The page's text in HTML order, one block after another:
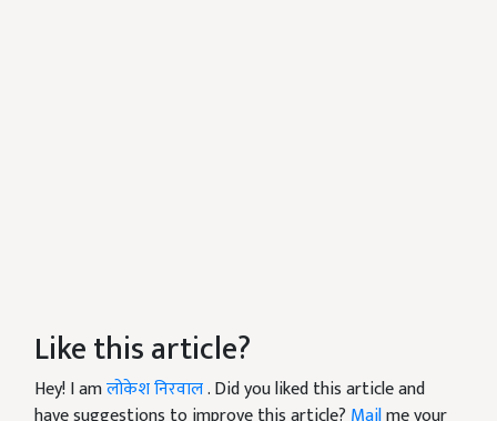
Like this article?
Hey! I amलोकेश निरवाल. Did you liked this article and